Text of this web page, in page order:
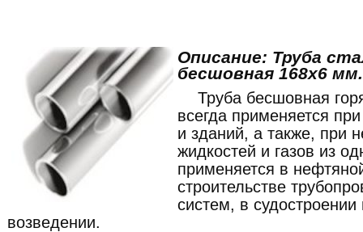
Описание: Труба
бесшовная 168x6 мм.
Труба бесшовная
всегда применяется
и зданий, а также, при
жидкостей и газов из
применяется в
строительстве
систем, в
возведении.